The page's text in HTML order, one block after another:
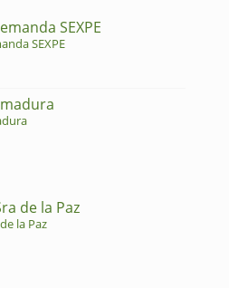
SEXPE
SEXPE
de la Paz
la Paz